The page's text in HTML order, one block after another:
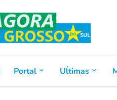
Portal Uĺtimas